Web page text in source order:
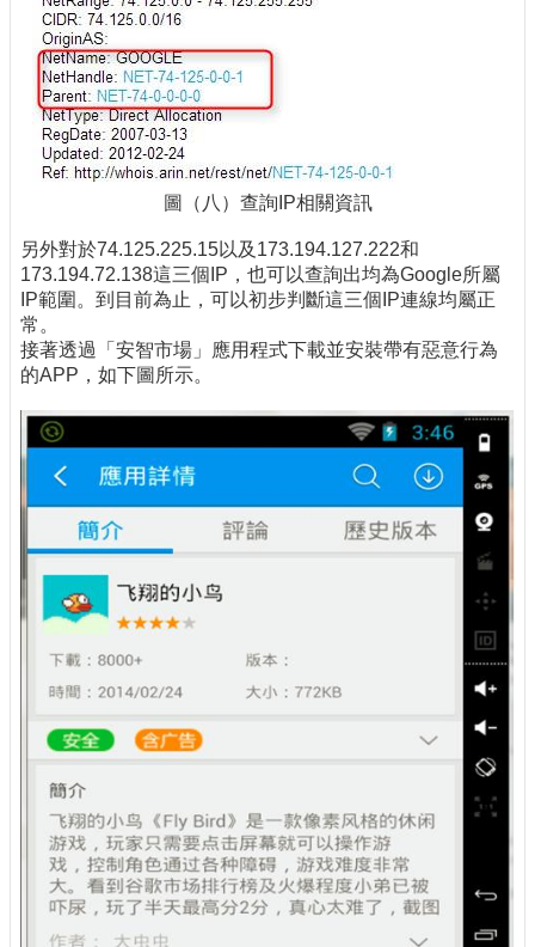
圖（八）查詢IP相關資訊
另外對於74.125.225.15以及173.194.127.222和
173.194.72.138這三個IP，也可以查詢出均為Google所屬
IP範圍。到目前為止，可以初步判斷這三個IP連線均屬正
常。
接著透過「安智市場」應用程式下載並安裝帶有惡意行為
的APP，如下圖所示。